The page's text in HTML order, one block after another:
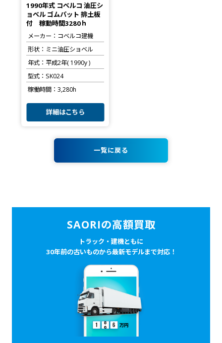
1990年式 コベルコ 油圧シ
ョベル ゴムパット 排土板
付 稼動時間3280ｈ
メーカー
コベルコ建機
形状
ミニ油圧ショベル
年式
平成2年( 1990y )
型式
SK024
稼働時間
3,280h
詳細はこちら
一覧に戻る
SAORIの高額買取
トラック・建機ともに
30年前の古いものから最新モデルまで対応！